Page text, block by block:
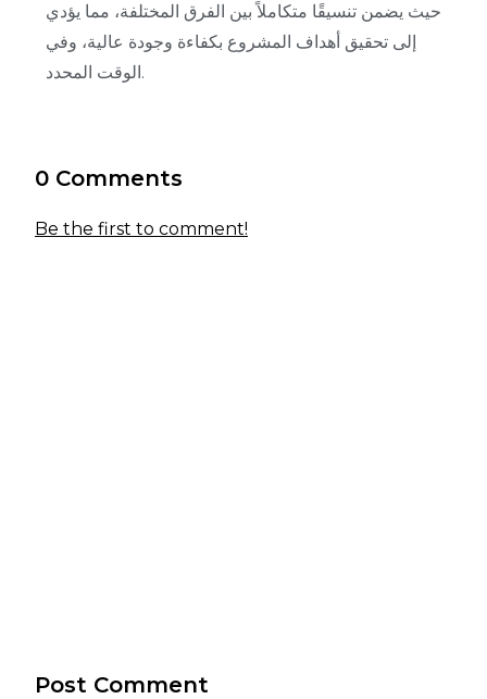
حيث يضمن تنسيقًا متكاملاً بين الفرق المختلفة، مما يؤدي
إلى تحقيق أهداف المشروع بكفاءة وجودة عالية، وفي
الوقت المحدد.
0 Comments
Be the first to comment!
Post Comment